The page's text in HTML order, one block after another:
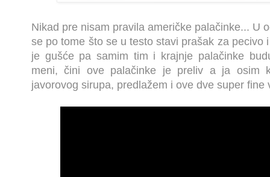
Nikad pre nisam pravila američke palačinke... U
se po tome što se u testo stavi prašak za pecivo
je gušće pa samim tim i krajnje palačinke
meni, čini ove palačinke je preliv a ja osim
javorovog sirupa, predlažem i ove dve super fine